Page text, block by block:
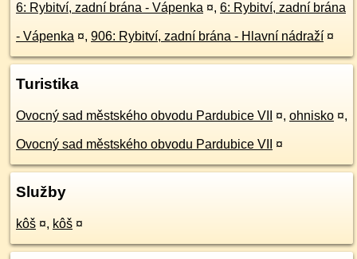
6: Rybitví, zadní brána - Vápenka ¤, 6: Rybitví, zadní brána
- Vápenka ¤, 906: Rybitví, zadní brána - Hlavní nádraží ¤
Turistika
Ovocný sad městského obvodu Pardubice VII ¤, ohnisko ¤,
Ovocný sad městského obvodu Pardubice VII ¤
Služby
kôš ¤, kôš ¤